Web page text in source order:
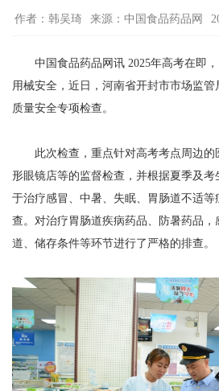
作者：韩吴琦 来源：中国食品药品网
中国食品药品网讯 2025年高考在即，
用械安全，近日，河南省开封市市场监
质量安全专项检查。
此次检查，重点针对高考考点周边的
形眼镜店等的监督检查，并根据夏季及考
于治疗感冒、中暑、失眠、胃肠道不适
查。对治疗胃肠道疾病药品、防暑药品
道、储存条件等环节进行了严格的排查。